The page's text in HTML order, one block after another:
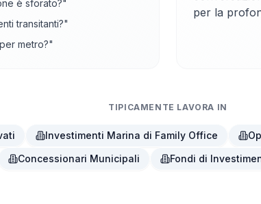
è sforato?"
transitanti?"
metro?"
per la
TIPICAMENTE LAVORA IN
Investimenti Marina di Family Office
Concessionari Municipali
Fondi di